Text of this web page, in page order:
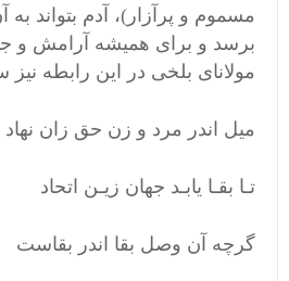
مسموم و پرآزار)، آدم بتواند
برسد و برای همیشه آرامش و
مولانای بلخی در این رابطه
میل اندر مرد و زن حق زان نهاد
تـا بقـا یابـد جهان زیـن اتحاد
گرچه آن وصل بقا اندر بقاست